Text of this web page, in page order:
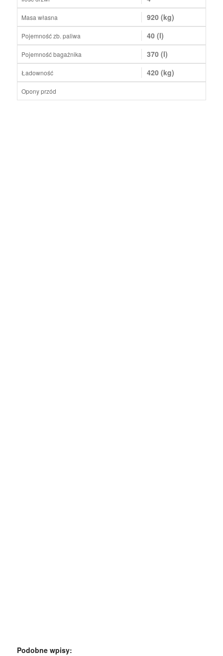
Masa własna 920 (kg)
Pojemność zb. paliwa 40 (l)
Pojemność bagażnika 370 (l)
Ładowność 420 (kg)
Opony przód
Podobne wpisy: